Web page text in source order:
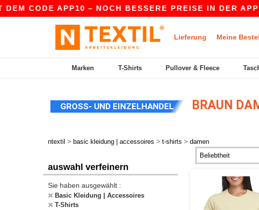
APP10 – NOCH BESSERE PREISE IN DER APP! |
Lieferung Meine
Marken T-Shirts Pullover & Fleece
GROSS- UND EINZELHANDEL BRAUN
ntextil > basic kleidung | accessoires > t-shirts > damen
auswahl verfeinern
Sie haben ausgewählt :
Basic Kleidung | Accessoires
T-Shirts